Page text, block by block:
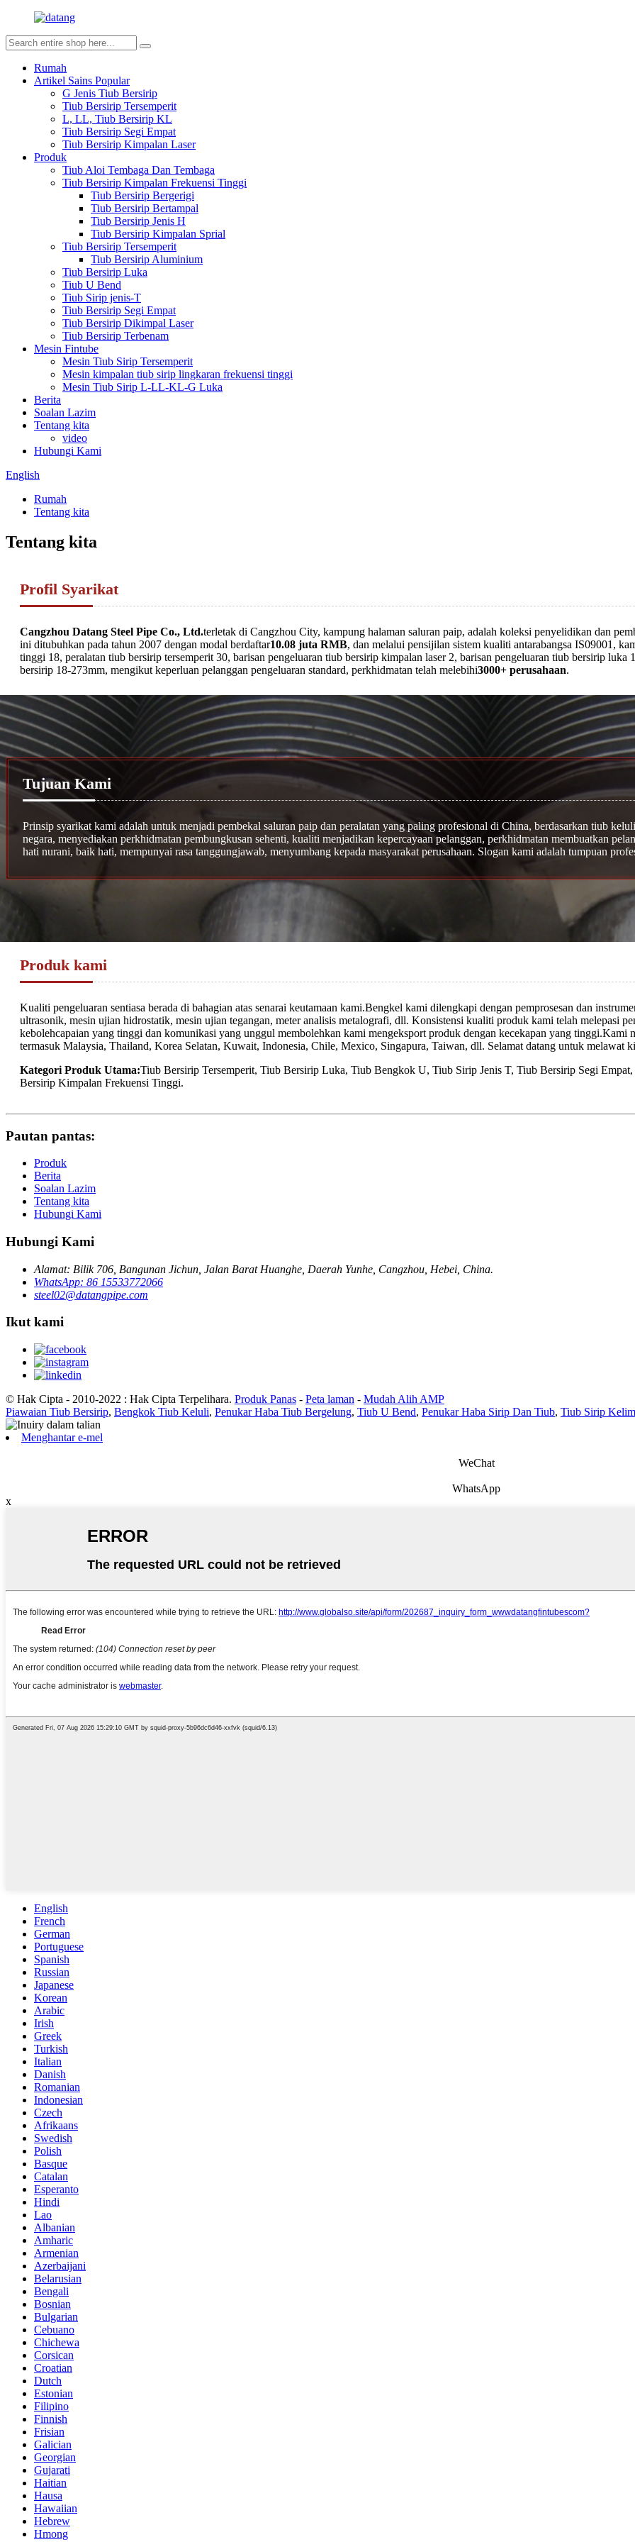
Rumah
Artikel Sains Popular
G Jenis Tiub Bersirip
Tiub Bersirip Tersemperit
L, LL, Tiub Bersirip KL
Tiub Bersirip Segi Empat
Tiub Bersirip Kimpalan Laser
Produk
Tiub Aloi Tembaga Dan Tembaga
Tiub Bersirip Kimpalan Frekuensi Tinggi
Tiub Bersirip Bergerigi
Tiub Bersirip Bertampal
Tiub Bersirip Jenis H
Tiub Bersirip Kimpalan Sprial
Tiub Bersirip Tersemperit
Tiub Bersirip Aluminium
Tiub Bersirip Luka
Tiub U Bend
Tiub Sirip jenis-T
Tiub Bersirip Segi Empat
Tiub Bersirip Dikimpal Laser
Tiub Bersirip Terbenam
Mesin Fintube
Mesin Tiub Sirip Tersemperit
Mesin kimpalan tiub sirip lingkaran frekuensi tinggi
Mesin Tiub Sirip L-LL-KL-G Luka
Berita
Soalan Lazim
Tentang kita
video
Hubungi Kami
English
Rumah
Tentang kita
Tentang kita
Profil Syarikat
Cangzhou Datang Steel Pipe Co., Ltd.terletak di Cangzhou City, kampung halaman saluran paip, adalah koleksi penyelidikan dan
ini ditubuhkan pada tahun 2007 dengan modal berdaftar10.08 juta RMB, dan melalui pensijilan sistem kualiti antarabangsa IS09001,
tinggi 18, peralatan tiub bersirip tersemperit 30, barisan pengeluaran tiub bersirip kimpalan laser 2, barisan pengeluaran tiub bersirip luka
bersirip 18-273mm, mengikut keperluan pelanggan pengeluaran standard, perkhidmatan telah melebihi3000+ perusahaan.
Tujuan Kami
Prinsip syarikat kami adalah untuk menjadi pembekal saluran paip dan peralatan yang paling profesional di China, berdasarkan tiub
negara, menyediakan perkhidmatan pembungkusan sehenti, kualiti menjadikan kepercayaan pelanggan, perkhidmatan membuatkan
hati nurani, baik hati, mempunyai rasa tanggungjawab, menyumbang kepada masyarakat perusahaan. Slogan kami adalah tumpuan
Produk kami
Kualiti pengeluaran sentiasa berada di bahagian atas senarai keutamaan kami.Bengkel kami dilengkapi dengan pemprosesan dan
ultrasonik, mesin ujian hidrostatik, mesin ujian tegangan, meter analisis metalografi, dll. Konsistensi kualiti produk kami telah melepasi
kebolehcapaian yang tinggi dan komunikasi yang unggul membolehkan kami mengeksport produk dengan kecekapan yang tinggi.Kami
termasuk Malaysia, Thailand, Korea Selatan, Kuwait, Indonesia, Chile, Mexico, Singapura, Taiwan, dll. Selamat datang untuk melawat
Kategori Produk Utama:Tiub Bersirip Tersemperit, Tiub Bersirip Luka, Tiub Bengkok U, Tiub Sirip Jenis T, Tiub Bersirip Segi
Bersirip Kimpalan Frekuensi Tinggi.
Pautan pantas:
Produk
Berita
Soalan Lazim
Tentang kita
Hubungi Kami
Hubungi Kami
Alamat: Bilik 706, Bangunan Jichun, Jalan Barat Huanghe, Daerah Yunhe, Cangzhou, Hebei, China.
WhatsApp: 86 15533772066
steel02@datangpipe.com
Ikut kami
© Hak Cipta - 2010-2022 : Hak Cipta Terpelihara. Produk Panas - Peta laman - Mudah Alih AMP
Piawaian Tiub Bersirip, Bengkok Tiub Keluli, Penukar Haba Tiub Bergelung, Tiub U Bend, Penukar Haba Sirip Dan Tiub, Tiub Sirip Kelim
Menghantar e-mel
WeChat
WhatsApp
x
English
French
German
Portuguese
Spanish
Russian
Japanese
Korean
Arabic
Irish
Greek
Turkish
Italian
Danish
Romanian
Indonesian
Czech
Afrikaans
Swedish
Polish
Basque
Catalan
Esperanto
Hindi
Lao
Albanian
Amharic
Armenian
Azerbaijani
Belarusian
Bengali
Bosnian
Bulgarian
Cebuano
Chichewa
Corsican
Croatian
Dutch
Estonian
Filipino
Finnish
Frisian
Galician
Georgian
Gujarati
Haitian
Hausa
Hawaiian
Hebrew
Hmong